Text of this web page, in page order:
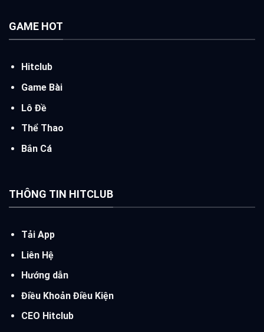
GAME HOT
Hitclub
Game Bài
Lô Đề
Thể Thao
Bắn Cá
THÔNG TIN HITCLUB
Tải App
Liên Hệ
Hướng dẫn
Điều Khoản Điều Kiện
CEO Hitclub